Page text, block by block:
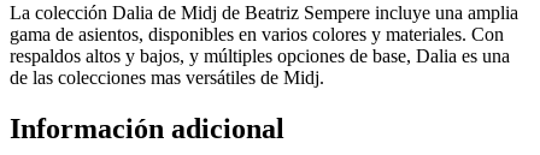
La colección Dalia de Midj de Beatriz Sempere incluye una amplia
gama de asientos, disponibles en varios colores y materiales. Con
respaldos altos y bajos, y múltiples opciones de base, Dalia es una
de las colecciones mas versátiles de Midj.
Información adicional